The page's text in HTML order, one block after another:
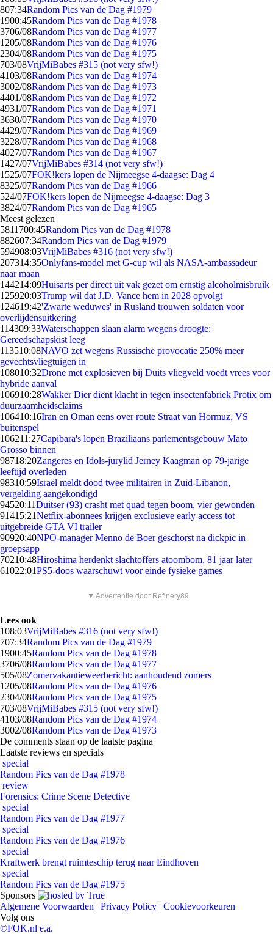
807:34Random Pics van de Dag #1979
1900:45Random Pics van de Dag #1978
3706/08Random Pics van de Dag #1977
1205/08Random Pics van de Dag #1976
2304/08Random Pics van de Dag #1975
703/08VrijMiBabes #315 (not very sfw!)
4103/08Random Pics van de Dag #1974
3002/08Random Pics van de Dag #1973
4401/08Random Pics van de Dag #1972
4931/07Random Pics van de Dag #1971
3630/07Random Pics van de Dag #1970
4429/07Random Pics van de Dag #1969
3228/07Random Pics van de Dag #1968
4027/07Random Pics van de Dag #1967
1427/07VrijMiBabes #314 (not very sfw!)
1525/07FOK!kers lopen de Nijmeegse 4-daagse: Dag 4
8325/07Random Pics van de Dag #1966
524/07FOK!kers lopen de Nijmeegse 4-daagse: Dag 3
3824/07Random Pics van de Dag #1965
Meest gelezen
5811700:45Random Pics van de Dag #1978
882607:34Random Pics van de Dag #1979
594908:03VrijMiBabes #316 (not very sfw!)
207314:35Onlyfans-model met G-cup wil als NASA-ambassadeur
naar maan
144214:09Huisarts per direct uit vak gezet om ernstig alcoholmisbruik
125920:03Trump wil dat J.D. Vance hem in 2028 opvolgt
124619:42'Zwarte weduwes' in Rusland trouwen soldaten voor
overlijdensuitkering
114309:33Waterschappen slaan alarm wegens droogte:
Gereedschapskist leeg
113510:08NAVO zet wegens Russische provocatie 250% meer
gevechtsvliegtuigen in
108010:32Drone met explosieven bij Duits vliegveld voedt vrees voor
hybride aanval
106910:28Wakker Dier dient klacht in tegen insectenfabriek Protix om
duurzaamheidsclaims
106410:16Iran en Oman eens over route Straat van Hormuz, VS
buitenspel
106211:27Capibara's lopen Braziliaans parlementsgebouw Mato
Grosso binnen
98718:20Zangeres en Idols-jurylid Jerney Kaagman op 79-jarige
leeftijd overleden
98310:59Israël meldt dood twee militairen in Zuid-Libanon,
vergelding aangekondigd
94520:11Duitser (93) crasht met quad tegen boom, vier gewonden
91415:21Netflix-abonnees krijgen exclusieve early access tot
uitgebreide GTA VI trailer
90920:40NPO-manager Menno de Boer geschorst na dickpic in
groepsapp
70210:48Hiroshima herdenkt slachtoffers atoombom, 81 jaar later
61022:01PS5-doos waarschuwt voor einde fysieke games
▼ Advertentie door Refinery89
Lees ook
108:03VrijMiBabes #316 (not very sfw!)
707:34Random Pics van de Dag #1979
1900:45Random Pics van de Dag #1978
3706/08Random Pics van de Dag #1977
505/08Zomervakantieweerbericht: aanhoudend zomers
1205/08Random Pics van de Dag #1976
2304/08Random Pics van de Dag #1975
703/08VrijMiBabes #315 (not very sfw!)
4103/08Random Pics van de Dag #1974
3002/08Random Pics van de Dag #1973
De comments staan op de laatste pagina
Laatste reviews en specials
special
Random Pics van de Dag #1978
review
Forensics: Crime Scene Detective
special
Random Pics van de Dag #1977
special
Random Pics van de Dag #1976
special
Kraftwerk brengt ruimteschip terug naar Eindhoven
special
Random Pics van de Dag #1975
Sponsors
Algemene Voorwaarden | Privacy Policy | Cookievoorkeuren
Volg ons
©FOK.nl e.a.